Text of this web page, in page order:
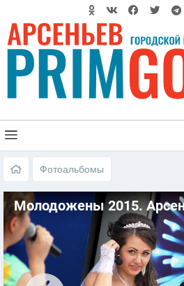
Фотоальбомы
Молодожены 2015.